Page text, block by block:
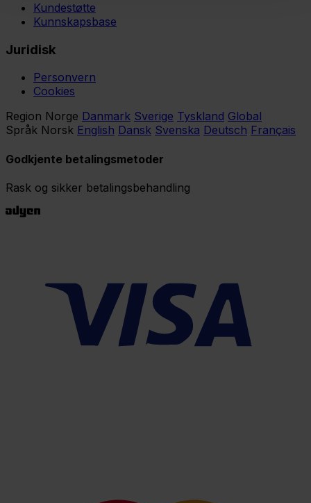
Kundestøtte
Kunnskapsbase
Juridisk
Personvern
Cookies
Region Norge Danmark Sverige Tyskland Global
Språk Norsk English Dansk Svenska Deutsch Français
Godkjente betalingsmetoder
Rask og sikker betalingsbehandling